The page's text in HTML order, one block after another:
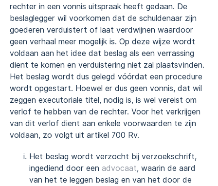
rechter in een vonnis uitspraak heeft gedaan. De
beslaglegger wil voorkomen dat de schuldenaar zijn
goederen verduistert of laat verdwijnen waardoor
geen verhaal meer mogelijk is. Op deze wijze wordt
voldaan aan het idee dat beslag als een verrassing
dient te komen en verduistering niet zal plaatsvinden.
Het beslag wordt dus gelegd vóórdat een procedure
wordt opgestart. Hoewel er dus geen vonnis, dat wil
zeggen executoriale titel, nodig is, is wel vereist om
verlof te hebben van de rechter. Voor het verkrijgen
van dit verlof dient aan enkele voorwaarden te zijn
voldaan, zo volgt uit artikel 700 Rv.
Het beslag wordt verzocht bij verzoekschrift,
ingediend door een advocaat, waarin de aard
van het te leggen beslag en van het door de